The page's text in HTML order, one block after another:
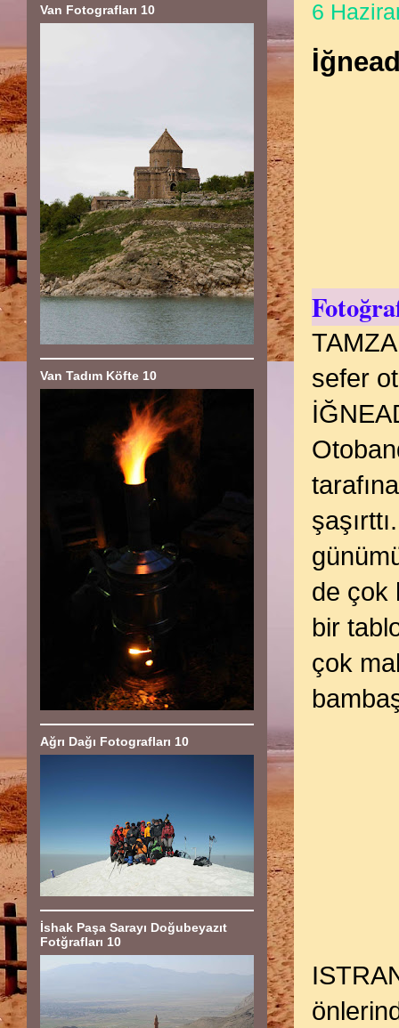
6
sefer
de çok
bir
çok
Van Fotografları 10
Van Tadım Köfte 10
Ağrı Dağı Fotografları 10
İshak Paşa Sarayı Doğubeyazıt
Fotğrafları 10